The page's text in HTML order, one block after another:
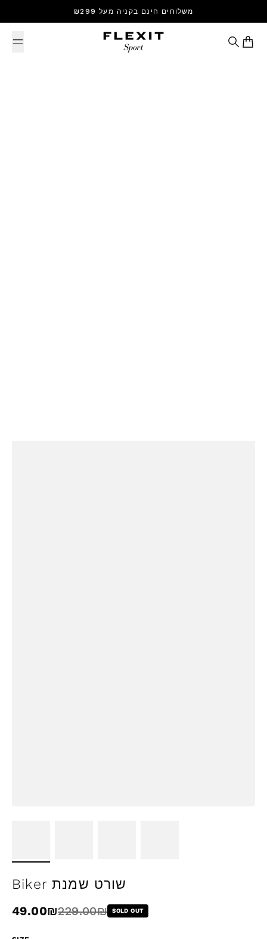
Skip to content משלוחים חינם בקניה מעל ₪299
Search
Cart
Biker שורט שמנת
Sale price
49.00₪
Regular price
229.00₪ SOLD OUT